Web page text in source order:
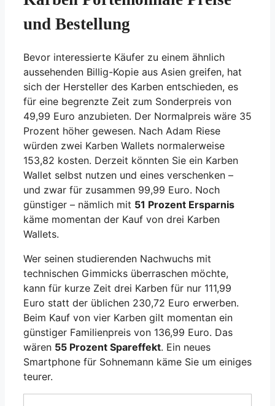
und Bestellung
Bevor interessierte Käufer zu einem ähnlich
aussehenden Billig-Kopie aus Asien greifen, hat
sich der Hersteller des Karben entschieden, es
für eine begrenzte Zeit zum Sonderpreis von
49,99 Euro anzubieten. Der Normalpreis wäre 35
Prozent höher gewesen. Nach Adam Riese
würden zwei Karben Wallets normalerweise
153,82 kosten. Derzeit könnten Sie ein Karben
Wallet selbst nutzen und eines verschenken –
und zwar für zusammen 99,99 Euro. Noch
günstiger – nämlich mit 51 Prozent Ersparnis
käme momentan der Kauf von drei Karben
Wallets.
Wer seinen studierenden Nachwuchs mit
technischen Gimmicks überraschen möchte,
kann für kurze Zeit drei Karben für nur 111,99
Euro statt der üblichen 230,72 Euro erwerben.
Beim Kauf von vier Karben gilt momentan ein
günstiger Familienpreis von 136,99 Euro. Das
wären 55 Prozent Spareffekt. Ein neues
Smartphone für Sohnemann käme Sie um einiges
teurer.